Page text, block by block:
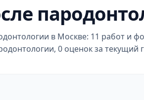
в Москве: 11 работ и
0 оценок за текущий